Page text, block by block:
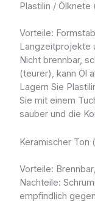
Plastilin /
Vorteile:
Langzeitprojekte
Nicht brennbar,
(teurer), kann Öl
Lagern Sie
Sie mit einem
sauber und die
Keramischer Ton
Vorteile:
Nachteile:
empfindlich